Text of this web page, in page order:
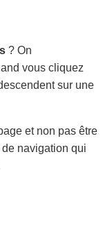
? On
vous cliquez
sur une
et non pas être
navigation qui